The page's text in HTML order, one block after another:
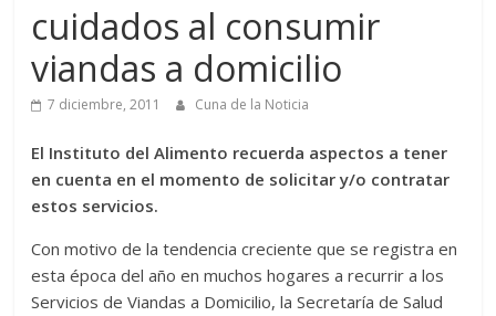
cuidados al consumir
viandas a domicilio
7 diciembre, 2011 Cuna de la Noticia
El Instituto del Alimento recuerda aspectos a tener
en cuenta en el momento de solicitar y/o contratar
estos servicios.
Con motivo de la tendencia creciente que se registra en
esta época del año en muchos hogares a recurrir a los
Servicios de Viandas a Domicilio, la Secretaría de Salud